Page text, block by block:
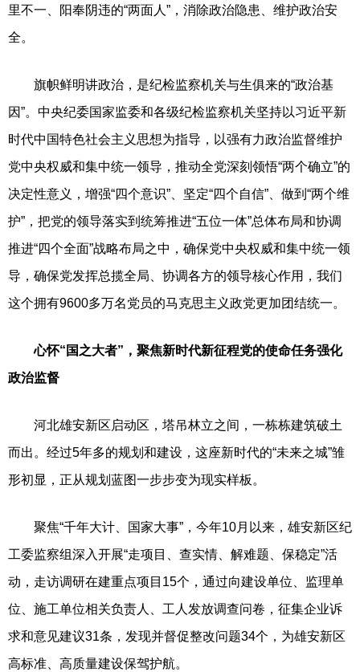
里不一、阳奉阴违的“两面人”，消除政治隐患、维护政治安
全。
旗帜鲜明讲政治，是纪检监察机关与生俱来的“政治基
因”。中央纪委国家监委和各级纪检监察机关坚持以习近平新
时代中国特色社会主义思想为指导，以强有力政治监督维护
党中央权威和集中统一领导，推动全党深刻领悟“两个确立”的
决定性意义，增强“四个意识”、坚定“四个自信”、做到“两个维
护”，把党的领导落实到统筹推进“五位一体”总体布局和协调
推进“四个全面”战略布局之中，确保党中央权威和集中统一领
导，确保党发挥总揽全局、协调各方的领导核心作用，我们
这个拥有9600多万名党员的马克思主义政党更加团结统一。
心怀“国之大者”，聚焦新时代新征程党的使命任务强化
政治监督
河北雄安新区启动区，塔吊林立之间，一栋栋建筑破土
而出。经过5年多的规划和建设，这座新时代的“未来之城”雏
形初显，正从规划蓝图一步步变为现实样板。
聚焦“千年大计、国家大事”，今年10月以来，雄安新区纪
工委监察组深入开展“走项目、查实情、解难题、保稳定”活
动，走访调研在建重点项目15个，通过向建设单位、监理单
位、施工单位相关负责人、工人发放调查问卷，征集企业诉
求和意见建议31条，发现并督促整改问题34个，为雄安新区
高标准、高质量建设保驾护航。